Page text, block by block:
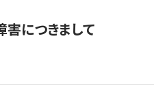
につきまして